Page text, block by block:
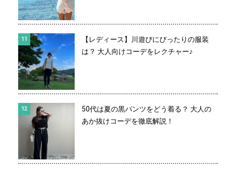
【レディース】川遊びにぴったりの服装
は？ 大人向けコーデをレクチャー♪
50代は夏の黒パンツをどう着る？ 大人の
あか抜けコーデを徹底解説！